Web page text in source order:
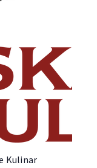
Kulinar